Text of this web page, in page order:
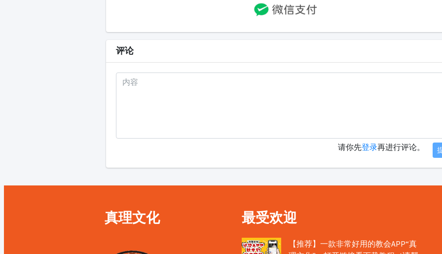
评论
请你先登录再进行评论。
真理文化 最受欢迎
【推荐】一款非常好用的教会APP“真